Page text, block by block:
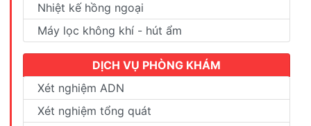
Nhiệt kế hồng ngoại
Máy lọc không khí - hút ẩm
DỊCH VỤ PHÒNG KHÁM
Xét nghiệm ADN
Xét nghiệm tổng quát